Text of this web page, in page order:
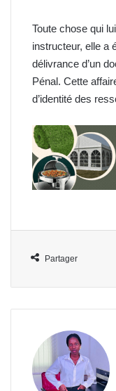
Toute chose qui
instructeur, elle a
délivrance d’un
Pénal. Cette
d’identité des
Partager